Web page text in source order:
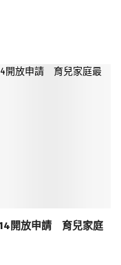
開放申請 育兒家庭